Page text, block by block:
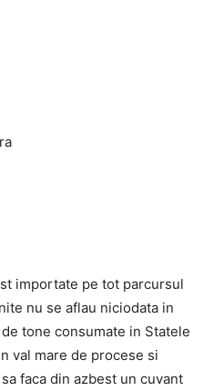
importate pe tot parcursul
nu se aflau niciodata in
tone consumate in Statele
val mare de procese si
faca din azbest un cuvant